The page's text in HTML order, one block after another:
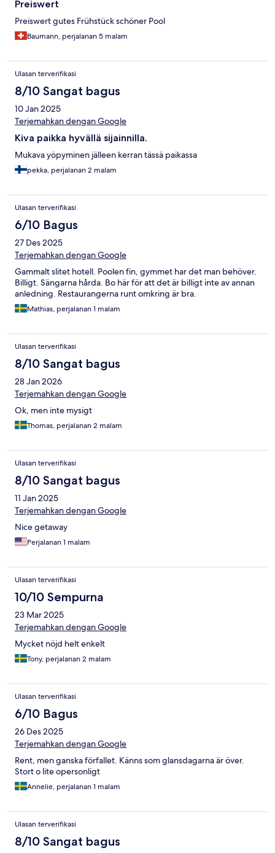
Preiswert
Preiswert gutes Frühstück schöner Pool
Baumann, perjalanan 5 malam
Ulasan terverifikasi
8/10 Sangat bagus
10 Jan 2025
Terjemahkan dengan Google
Kiva paikka hyvällä sijainnilla.
Mukava yöpyminen jälleen kerran tässä paikassa
pekka, perjalanan 2 malam
Ulasan terverifikasi
6/10 Bagus
27 Des 2025
Terjemahkan dengan Google
Gammalt slitet hotell. Poolen fin, gymmet har det man behöver.
Billigt. Sängarna hårda. Bo här för att det är billigt inte av annan
anledning. Restaurangerna runt omkring är bra.
Mathias, perjalanan 1 malam
Ulasan terverifikasi
8/10 Sangat bagus
28 Jan 2026
Terjemahkan dengan Google
Ok, men inte mysigt
Thomas, perjalanan 2 malam
Ulasan terverifikasi
8/10 Sangat bagus
11 Jan 2025
Terjemahkan dengan Google
Nice getaway
Perjalanan 1 malam
Ulasan terverifikasi
10/10 Sempurna
23 Mar 2025
Terjemahkan dengan Google
Mycket nöjd helt enkelt
Tony, perjalanan 2 malam
Ulasan terverifikasi
6/10 Bagus
26 Des 2025
Terjemahkan dengan Google
Rent, men ganska förfallet. Känns som glansdagarna är över.
Stort o lite opersonligt
Annelie, perjalanan 1 malam
Ulasan terverifikasi
8/10 Sangat bagus